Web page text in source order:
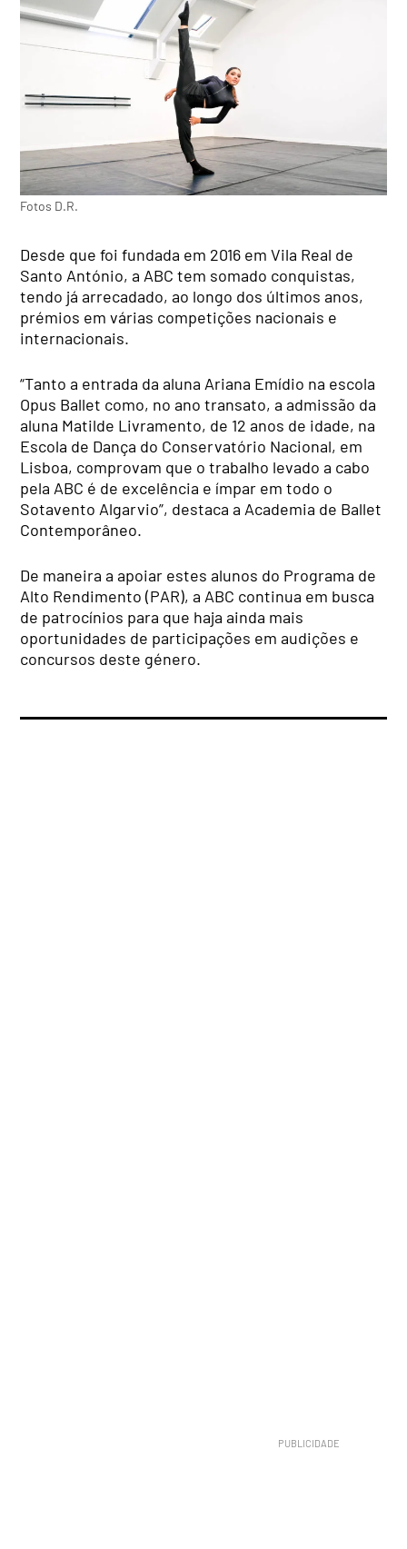
Fotos D.R.
Desde que foi fundada em 2016 em Vila Real de
Santo António, a ABC tem somado conquistas,
tendo já arrecadado, ao longo dos últimos anos,
prémios em várias competições nacionais e
internacionais.
“Tanto a entrada da aluna Ariana Emídio na escola
Opus Ballet como, no ano transato, a admissão da
aluna Matilde Livramento, de 12 anos de idade, na
Escola de Dança do Conservatório Nacional, em
Lisboa, comprovam que o trabalho levado a cabo
pela ABC é de excelência e ímpar em todo o
Sotavento Algarvio”, destaca a Academia de Ballet
Contemporâneo.
De maneira a apoiar estes alunos do Programa de
Alto Rendimento (PAR), a ABC continua em busca
de patrocínios para que haja ainda mais
oportunidades de participações em audições e
concursos deste género.